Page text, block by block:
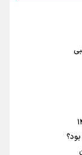
حضور شهاب
فصل موفقی
برد/ برای
یونان پیوست